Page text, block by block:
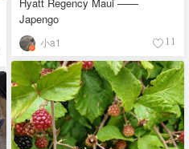
Hyatt Regency Maui ——
Japengo
小a1 11